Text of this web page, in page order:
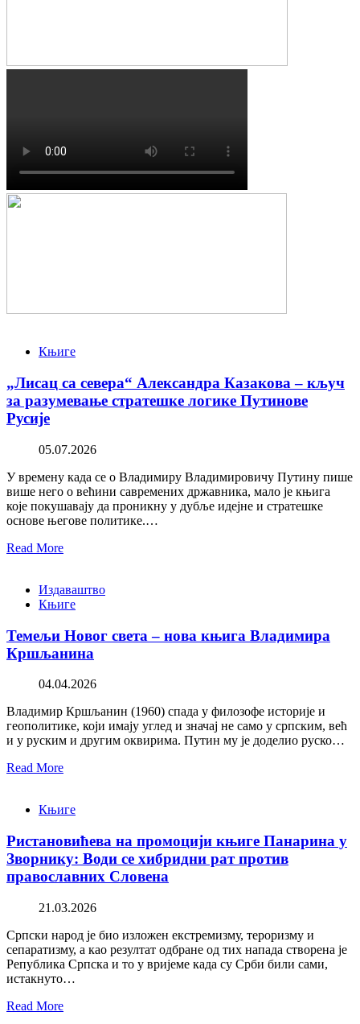
Књиге
„Лисац са севера“ Александра Казакова – кључ
за разумевање стратешке логике Путинове
Русије
05.07.2026
У времену када се о Владимиру Владимировичу Путину пише
више него о већини савремених државника, мало је књига
које покушавају да проникну у дубље идејне и стратешке
основе његове политике.…
Read More
Издаваштво
Књиге
Темељи Новог света – нова књига Владимира
Кршљанина
04.04.2026
Владимир Кршљанин (1960) спада у филозофе историје и
геополитике, који имају углед и значај не само у српским, већ
и у руским и другим оквирима. Путин му је доделио руско…
Read More
Књиге
Ристановићева на промоцији књиге Панарина у
Зворнику: Води се хибридни рат против
православних Словена
21.03.2026
Српски народ је био изложен екстремизму, тероризму и
сепаратизму, а као резултат одбране од тих напада створена је
Република Српска и то у вријеме када су Срби били сами,
истакнуто…
Read More